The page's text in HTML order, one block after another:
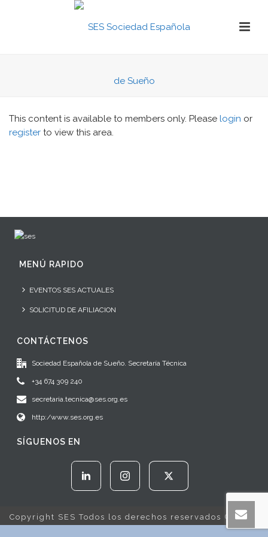
This content is available to members only. Please login or
register to view this area.
MENÚ RAPIDO
EVENTOS SES ACTUALES
SOLICITUD DE AFILIACION
CONTÁCTENOS
Sociedad Española de Sueño. Secretaría Técnica
+34 674 309 240
secretaria.tecnica@ses.org.es
http:/www.ses.org.es
SÍGUENOS EN
Copyright SES Todos los derechos reservados © 2022